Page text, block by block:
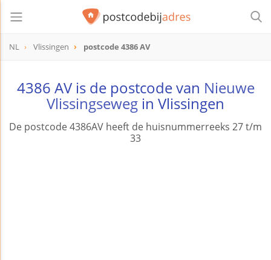
NL Vlissingen postcode 4386 AV
4386 AV is de postcode van Nieuwe
Vlissingseweg in Vlissingen
De postcode 4386AV heeft de huisnummerreeks 27 t/m
33